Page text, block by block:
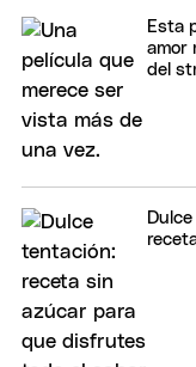
Esta
amor
del